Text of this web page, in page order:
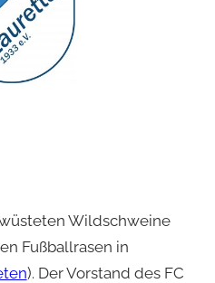
Wildschweine
Fußballrasen in
). Der Vorstand des FC